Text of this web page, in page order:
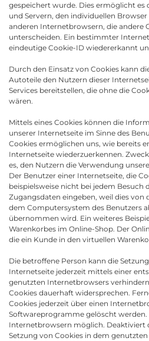
gespeichert wurde. Dies ermöglicht es
und Servern, den individuellen
anderen Internetbrowsern, die andere
unterscheiden. Ein bestimmter
eindeutige Cookie-ID wiedererkannt
Durch den Einsatz von Cookies kann
Autoteile den Nutzern dieser
Services bereitstellen, die ohne die
wären.
Mittels eines Cookies können die
unserer Internetseite im Sinne des
Cookies ermöglichen uns, wie bereits
Internetseite wiederzuerkennen.
es, den Nutzern die Verwendung
Der Benutzer einer Internetseite, die
beispielsweise nicht bei jedem Besuch
Zugangsdaten eingeben, weil dies
dem Computersystem des Benutzers
übernommen wird. Ein weiteres
Warenkorbes im Online-Shop. Der
die ein Kunde in den virtuellen
Die betroffene Person kann die
Internetseite jederzeit mittels einer
genutzten Internetbrowsers
Cookies dauerhaft widersprechen.
Cookies jederzeit über einen
Softwareprogramme gelöscht werden.
Internetbrowsern möglich. Deaktiviert
Setzung von Cookies in dem